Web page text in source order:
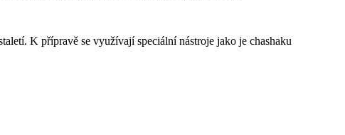
K přípravě se využívají speciální nástroje jako je chashaku